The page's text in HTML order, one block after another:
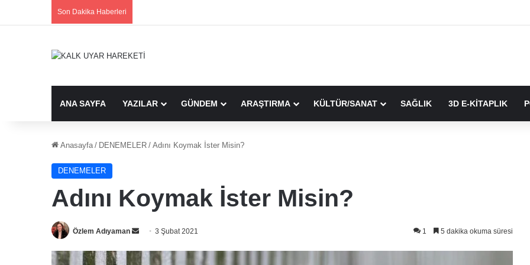
Son Dakika Haberleri
ANA SAYFA YAZILAR GÜNDEM ARAŞTIRMA KÜLTÜR/SANAT SAĞLIK 3D E-KİTAPLIK
Anasayfa / DENEMELER / Adını Koymak İster Misin?
DENEMELER
Adını Koymak İster Misin?
Özlem Adıyaman
Bir
posta
3 Şubat 2021 1 5 dakika okuma süresi